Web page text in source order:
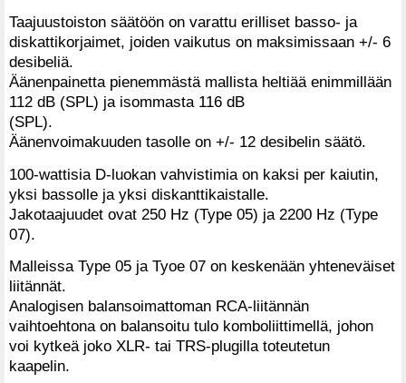
Taajuustoiston säätöön on varattu erilliset basso- ja
diskattikorjaimet, joiden vaikutus on maksimissaan +/- 6
desibeliä.
Äänenpainetta pienemmästä mallista heltiää enimmillään
112 dB (SPL) ja isommasta 116 dB
(SPL).
Äänenvoimakuuden tasolle on +/- 12 desibelin säätö.
100-wattisia D-luokan vahvistimia on kaksi per kaiutin,
yksi bassolle ja yksi diskanttikaistalle.
Jakotaajuudet ovat 250 Hz (Type 05) ja 2200 Hz (Type
07).
Malleissa Type 05 ja Tyoe 07 on keskenään yhteneväiset
liitännät.
Analogisen balansoimattoman RCA-liitännän
vaihtoehtona on balansoitu tulo komboliittimellä, johon
voi kytkeä joko XLR- tai TRS-plugilla toteutetun
kaapelin.